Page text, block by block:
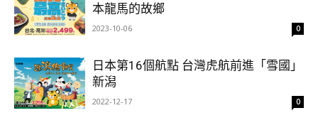
本龍馬的故鄉
2023-10-06 0
日本第16個航點 台灣虎航前進「雪國」
新潟
2022-12-17 0